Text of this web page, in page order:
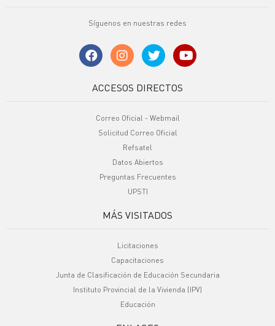
Síguenos en nuestras redes
ACCESOS DIRECTOS
Correo Oficial - Webmail
Solicitud Correo Oficial
Refsatel
Datos Abiertos
Preguntas Frecuentes
UPSTI
MÁS VISITADOS
Licitaciones
Capacitaciones
Junta de Clasificación de Educación Secundaria
Instituto Provincial de la Vivienda (IPV)
Educación